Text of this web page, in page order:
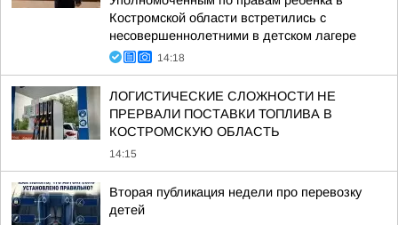
Костромской области встретились с
несовершеннолетними в детском лагере
14:18
ЛОГИСТИЧЕСКИЕ СЛОЖНОСТИ НЕ
ПРЕРВАЛИ ПОСТАВКИ ТОПЛИВА В
КОСТРОМСКУЮ ОБЛАСТЬ
14:15
Вторая публикация недели про перевозку
детей